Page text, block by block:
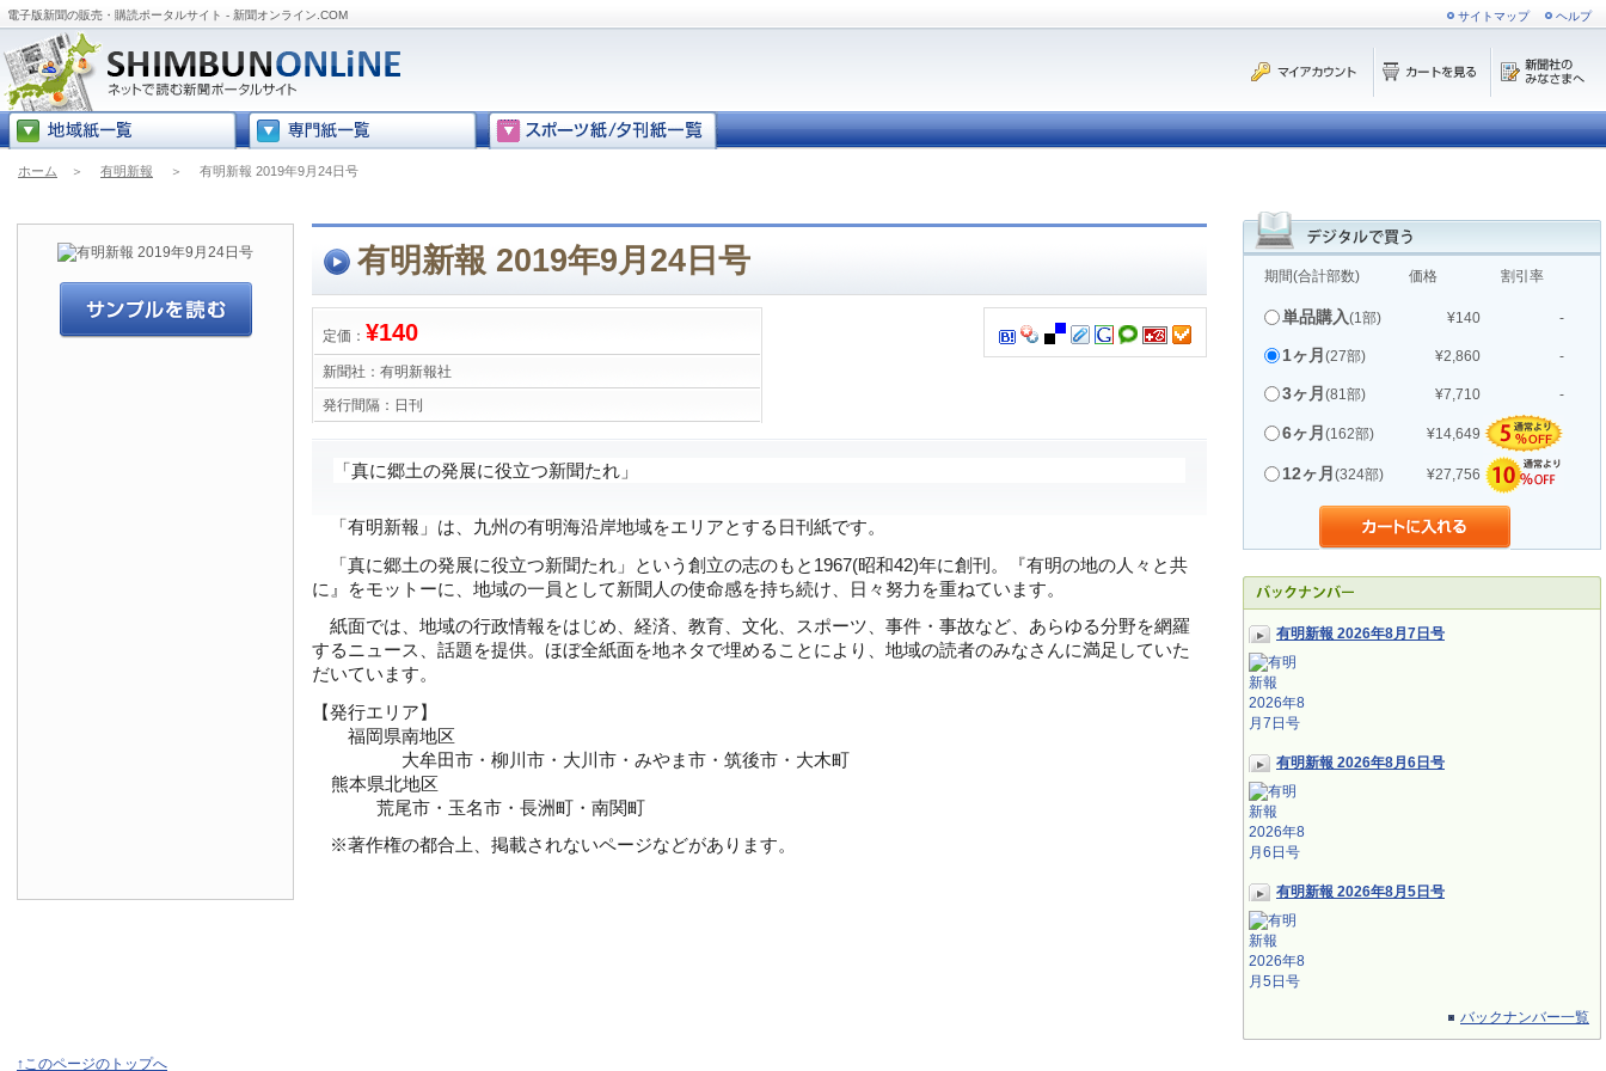
電子版新聞の販売・購読ポータルサイト - 新聞オンライン.COM サイトマップ ヘルプ
ホーム ＞ 有明新報 ＞ 有明新報 2019年9月24日号
期間(合計部数) 価格 割引率
単品購入(1部) ¥140 -
1ヶ月 (27部) ¥2,860 -
3ヶ月 (81部) ¥7,710 -
6ヶ月 (162部) ¥14,649
12ヶ月 (324部) ¥27,756
有明新報 2026年8月7日号
有明新報 2026年8月6日号
有明新報 2026年8月5日号
バックナンバー一覧
有明新報 2019年9月24日号
定価： ¥140
新聞社： 有明新報社
発行間隔： 日刊
「真に郷土の発展に役立つ新聞たれ」
「有明新報」は、九州の有明海沿岸地域をエリアとする日刊紙です。
「真に郷土の発展に役立つ新聞たれ」という創立の志のもと1967(昭和42)年に創刊。『有明の地の人々と共
に』をモットーに、地域の一員として新聞人の使命感を持ち続け、日々努力を重ねています。
紙面では、地域の行政情報をはじめ、経済、教育、文化、スポーツ、事件・事故など、あらゆる分野を網羅
するニュース、話題を提供。ほぼ全紙面を地ネタで埋めることにより、地域の読者のみなさんに満足していた
だいています。
【発行エリア】
福岡県南地区
大牟田市・柳川市・大川市・みやま市・筑後市・大木町
熊本県北地区
荒尾市・玉名市・長洲町・南関町
※著作権の都合上、掲載されないページなどがあります。
↑このページのトップへ